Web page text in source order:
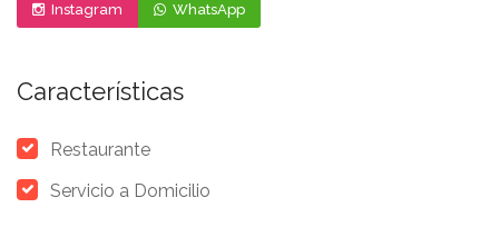
Instagram WhatsApp
Características
Restaurante
Servicio a Domicilio